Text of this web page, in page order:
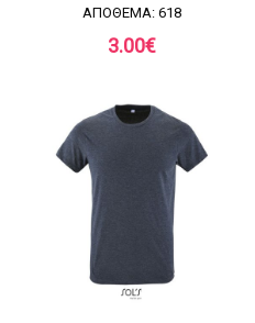
ΑΠΟΘΕΜΑ: 618
3.00€